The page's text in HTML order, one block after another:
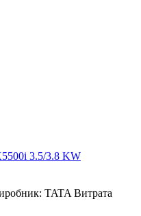
3.5/3.8 KW
TATA Витрата